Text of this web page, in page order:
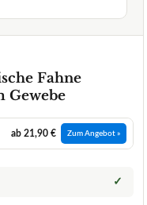
Fahne
Gewebe
ab 21,90 € Zum Angebot »
✓